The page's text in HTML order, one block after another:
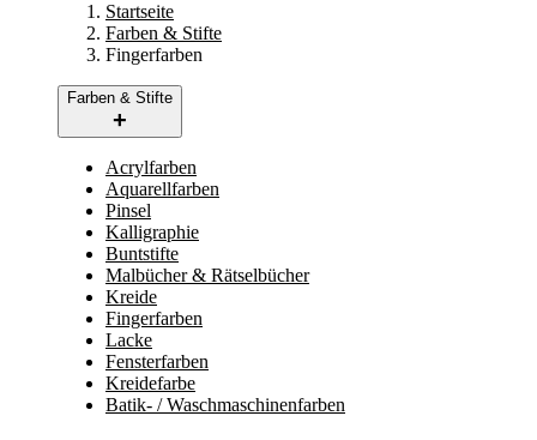
Startseite
Farben & Stifte
Fingerfarben
Farben & Stifte
Acrylfarben
Aquarellfarben
Pinsel
Kalligraphie
Buntstifte
Malbücher & Rätselbücher
Kreide
Fingerfarben
Lacke
Fensterfarben
Kreidefarbe
Batik- / Waschmaschinenfarben